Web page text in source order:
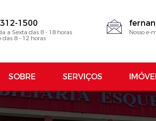
1500
a Sexta das 8 - 18 horas
das 8 - 12 horas
Nosso e-
SOBRE SERVIÇOS